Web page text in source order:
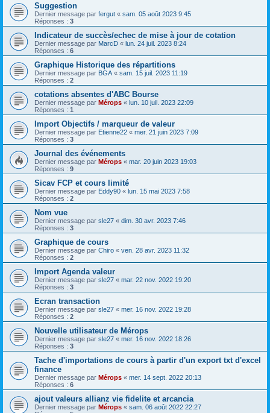
Suggestion
Dernier message par fergut « sam. 05 août 2023 9:45
Réponses : 3
Indicateur de succès/echec de mise à jour de cotation
Dernier message par MarcD « lun. 24 juil. 2023 8:24
Réponses : 6
Graphique Historique des répartitions
Dernier message par BGA « sam. 15 juil. 2023 11:19
Réponses : 2
cotations absentes d'ABC Bourse
Dernier message par Mérops « lun. 10 juil. 2023 22:09
Réponses : 1
Import Objectifs / marqueur de valeur
Dernier message par Etienne22 « mer. 21 juin 2023 7:09
Réponses : 3
Journal des événements
Dernier message par Mérops « mar. 20 juin 2023 19:03
Réponses : 9
Sicav FCP et cours limité
Dernier message par Eddy90 « lun. 15 mai 2023 7:58
Réponses : 2
Nom vue
Dernier message par sle27 « dim. 30 avr. 2023 7:46
Réponses : 3
Graphique de cours
Dernier message par Chiro « ven. 28 avr. 2023 11:32
Réponses : 2
Import Agenda valeur
Dernier message par sle27 « mar. 22 nov. 2022 19:20
Réponses : 3
Ecran transaction
Dernier message par sle27 « mer. 16 nov. 2022 19:28
Réponses : 2
Nouvelle utilisateur de Mérops
Dernier message par sle27 « mer. 16 nov. 2022 18:26
Réponses : 3
Tache d'importations de cours à partir d'un export txt d'excel
finance
Dernier message par Mérops « mer. 14 sept. 2022 20:13
Réponses : 6
ajout valeurs allianz vie fidelite et arcancia
Dernier message par Mérops « sam. 06 août 2022 22:27